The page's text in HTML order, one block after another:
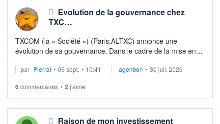
Evolution de la gouvernance chez
TXC…
TXCOM (la « Société ») (Paris:ALTXC) annonce une
évolution de sa gouvernance. Dans le cadre de la mise en
Monsieur Philippe CLAVERY a ...
par Pierral • 06 sept. • 10:41 agenbon • 30 juil. 2026
6commentaires • 2 j'aime
Raison de mon investissement